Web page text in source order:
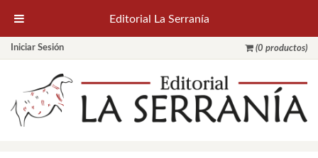
Iniciar Sesión (0 productos)
Editorial La Serranía